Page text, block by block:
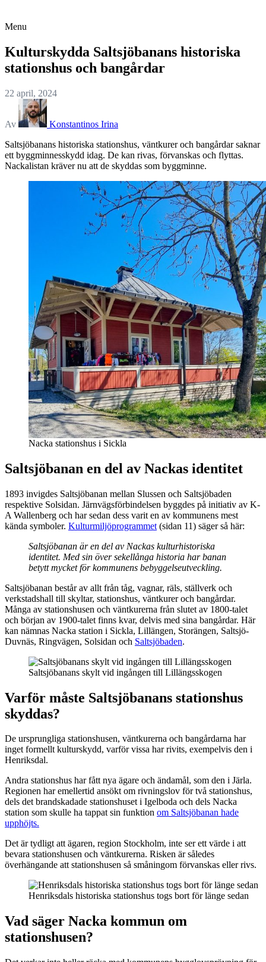
Menu
Kulturskydda Saltsjöbanans historiska
stationshus och bangårdar
22 april, 2024
Av
Konstantinos Irina
Saltsjöbanans historiska stationshus, väntkurer och bangårdar saknar
ett byggminnesskydd idag. De kan rivas, förvanskas och flyttas.
Nackalistan kräver nu att de skyddas som byggminne.
Nacka stationshus i Sickla
Saltsjöbanan en del av Nackas identitet
1893 invigdes Saltsjöbanan mellan Slussen och Saltsjöbaden
respektive Solsidan. Järnvägsförbindelsen byggdes på initiativ av K-
A Wallenberg och har sedan dess varit en av kommunens mest
kända symboler. Kulturmiljöprogrammet (sidan 11) säger så här:
Saltsjöbanan är en del av Nackas kulturhistoriska
identitet. Med sin över sekellånga historia har banan
betytt mycket för kommunens bebyggelseutveckling.
Saltsjöbanan består av allt från tåg, vagnar, räls, ställverk och
verkstadshall till skyltar, stationshus, väntkurer och bangårdar.
Många av stationshusen och väntkurerna från slutet av 1800-talet
och början av 1900-talet finns kvar, delvis med sina bangårdar. Här
kan nämnas Nacka station i Sickla, Lillängen, Storängen, Saltsjö-
Duvnäs, Ringvägen, Solsidan och Saltsjöbaden.
Saltsjöbanans skylt vid ingången till Lillängsskogen
Varför måste Saltsjöbanans stationshus
skyddas?
De ursprungliga stationshusen, väntkurerna och bangårdarna har
inget formellt kulturskydd, varför vissa har rivits, exempelvis den i
Henriksdal.
Andra stationshus har fått nya ägare och ändamål, som den i Järla.
Regionen har emellertid ansökt om rivningslov för två stationshus,
dels det brandskadade stationshuset i Igelboda och dels Nacka
station som skulle ha tappat sin funktion om Saltsjöbanan hade
upphöjts.
Det är tydligt att ägaren, region Stockholm, inte ser ett värde i att
bevara stationshusen och väntkurerna. Risken är således
överhängande att stationshusen så småningom förvanskas eller rivs.
Henriksdals historiska stationshus togs bort för länge sedan
Vad säger Nacka kommun om
stationshusen?